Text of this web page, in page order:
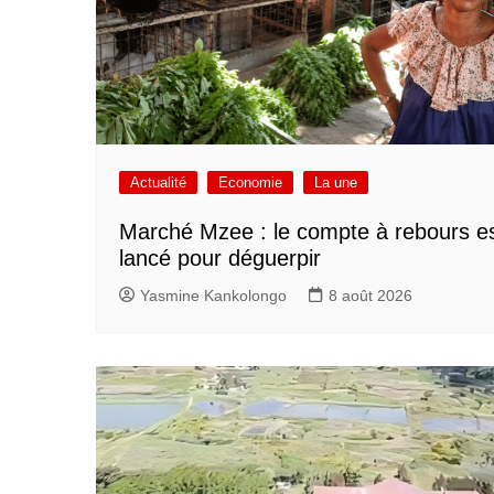
Actualité Economie La une
Marché Mzee : le compte à rebours
lancé pour déguerpir
Yasmine Kankolongo 8 août 2026